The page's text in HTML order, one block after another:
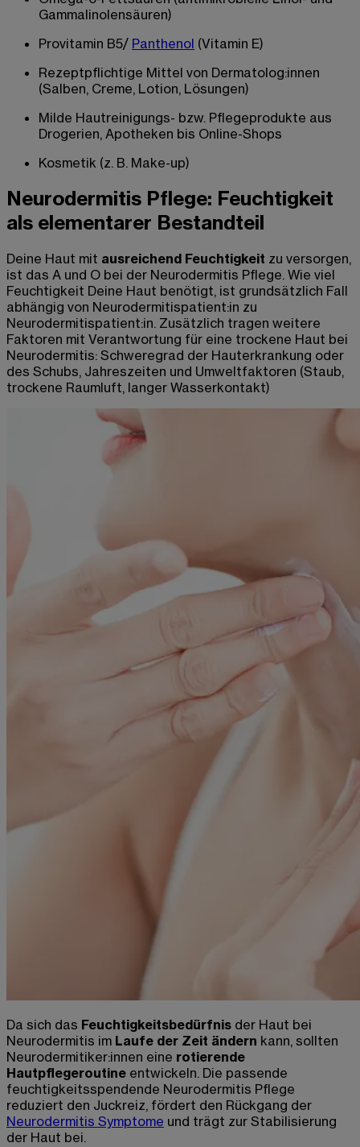
Gammalinolensäuren)
Provitamin B5/ Panthenol (Vitamin E)
Rezeptpflichtige Mittel von Dermatolog:innen
(Salben, Creme, Lotion, Lösungen)
Milde Hautreinigungs- bzw. Pflegeprodukte aus
Drogerien, Apotheken bis Online-Shops
Kosmetik (z. B. Make-up)
Neurodermitis Pflege: Feuchtigkeit
als elementarer Bestandteil
Deine Haut mit ausreichend Feuchtigkeit zu versorgen,
ist das A und O bei der Neurodermitis Pflege. Wie viel
Feuchtigkeit Deine Haut benötigt, ist grundsätzlich Fall
abhängig von Neurodermitispatient:in zu
Neurodermitispatient:in. Zusätzlich tragen weitere
Faktoren mit Verantwortung für eine trockene Haut bei
Neurodermitis: Schweregrad der Hauterkrankung oder
des Schubs, Jahreszeiten und Umweltfaktoren (Staub,
trockene Raumluft, langer Wasserkontakt)
Da sich das Feuchtigkeitsbedürfnis der Haut bei
Neurodermitis im Laufe der Zeit ändern kann, sollten
Neurodermitiker:innen eine rotierende
Hautpflegeroutine entwickeln. Die passende
feuchtigkeitsspendende Neurodermitis Pflege
reduziert den Juckreiz, fördert den Rückgang der
Neurodermitis Symptome und trägt zur Stabilisierung
der Haut bei.